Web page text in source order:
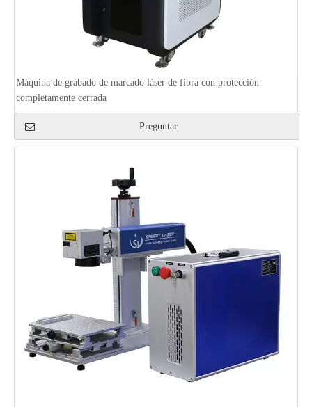
Máquina de grabado de marcado láser de fibra con protección
completamente cerrada
Preguntar